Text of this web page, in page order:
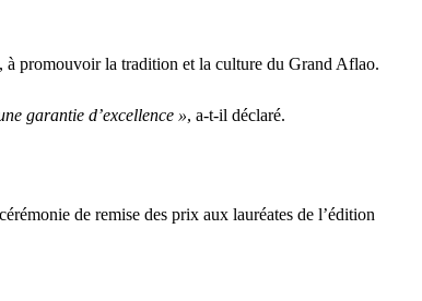
à promouvoir la tradition et la culture du Grand Aflao.
garantie d’excellence », a-t-il déclaré.
de remise des prix aux lauréates de l’édition